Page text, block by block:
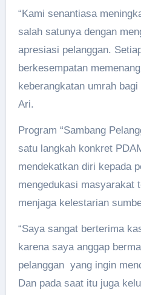
“Kami senantiasa
salah satunya dengan
apresiasi pelanggan.
berkesempatan
keberangkatan umrah
Ari.
Program “Sambang
satu langkah konkret
mendekatkan diri kepada
mengedukasi masyarakat
menjaga kelestarian
“Saya sangat berterima
karena saya anggap
pelanggan yang ingin
Dan pada saat itu juga